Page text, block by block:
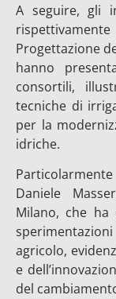
A seguire, gli
Progettazione
hanno
consortili,
tecniche di
per la
idriche.
Daniele
Milano, che
agricolo,
e
del